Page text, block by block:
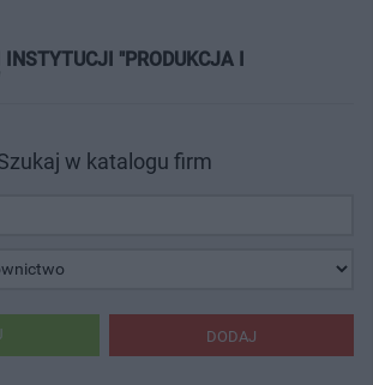
"PRODUKCJA I
w katalogu firm
DODAJ